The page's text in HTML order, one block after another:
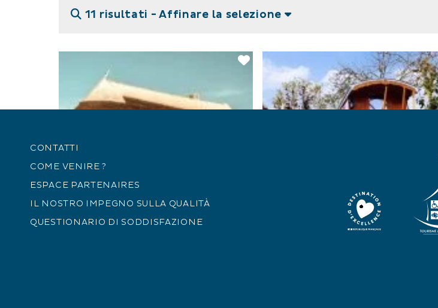
11 risultati -Affinare la selezione
CONTATTI
COME VENIRE ?
ESPACE PARTENAIRES
IL NOSTRO IMPEGNO SULLA QUALITÀ
QUESTIONARIO DI SODDISFAZIONE